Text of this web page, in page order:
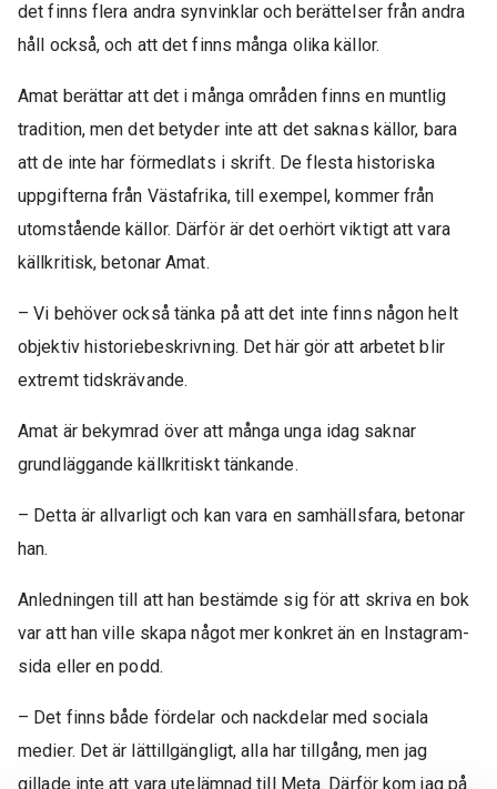
det finns flera andra synvinklar och berättelser från andra
håll också, och att det finns många olika källor.
Amat berättar att det i många områden finns en muntlig
tradition, men det betyder inte att det saknas källor, bara
att de inte har förmedlats i skrift. De flesta historiska
uppgifterna från Västafrika, till exempel, kommer från
utomstående källor. Därför är det oerhört viktigt att vara
källkritisk, betonar Amat.
– Vi behöver också tänka på att det inte finns någon helt
objektiv historiebeskrivning. Det här gör att arbetet blir
extremt tidskrävande.
Amat är bekymrad över att många unga idag saknar
grundläggande källkritiskt tänkande.
– Detta är allvarligt och kan vara en samhällsfara, betonar
han.
Anledningen till att han bestämde sig för att skriva en bok
var att han ville skapa något mer konkret än en Instagram-
sida eller en podd.
– Det finns både fördelar och nackdelar med sociala
medier. Det är lättillgängligt, alla har tillgång, men jag
gillade inte att vara utelämnad till Meta. Därför kom jag på